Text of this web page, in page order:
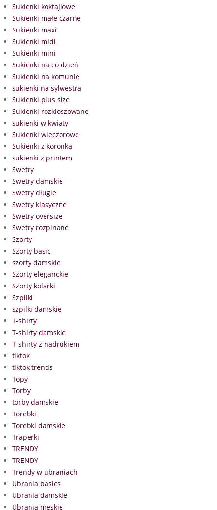
Sukienki koktajlowe
Sukienki małe czarne
Sukienki maxi
Sukienki midi
Sukienki mini
Sukienki na co dzień
Sukienki na komunię
sukienki na sylwestra
Sukienki plus size
Sukienki rozkloszowane
sukienki w kwiaty
Sukienki wieczorowe
Sukienki z koronką
sukienki z printem
Swetry
Swetry damskie
Swetry długie
Swetry klasyczne
Swetry oversize
Swetry rozpinane
Szorty
Szorty basic
szorty damskie
Szorty eleganckie
Szorty kolarki
Szpilki
szpilki damskie
T-shirty
T-shirty damskie
T-shirty z nadrukiem
tiktok
tiktok trends
Topy
Torby
torby damskie
Torebki
Torebki damskie
Traperki
TRENDY
TRENDY
Trendy w ubraniach
Ubrania basics
Ubrania damskie
Ubrania męskie